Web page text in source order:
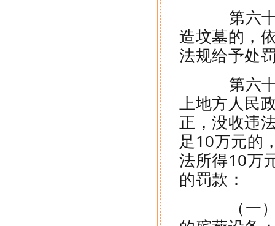
第六十
造坟墓的，
法规给予处
第六十
上地方人民
正，没收违
足10万元的
法所得10万
的罚款：
（一）